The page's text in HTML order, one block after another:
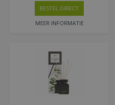
MEER INFORMATIE
BESTEL DIRECT